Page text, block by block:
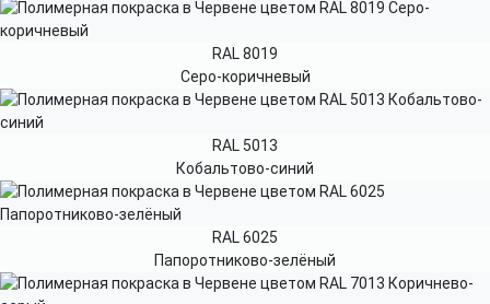
RAL 8019
Серо-коричневый
RAL 5013
Кобальтово-синий
RAL 6025
Папоротниково-зелёный